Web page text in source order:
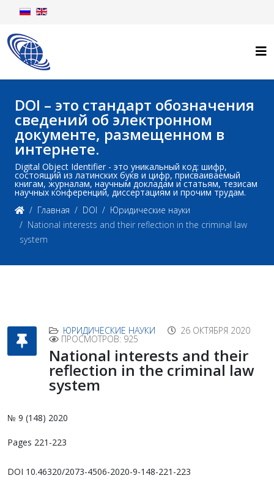
DOI – это стандарт обозначения
сведений об электронном
документе, размещенном в
интернете.
Digital Object Identifier - это уникальный код: шифр,
состоящий из латинских букв и цифр, присваиваемый
книгам, журналам, научным докладам и статьям, тезисам
научных конференций, диссертациям и прочим трудам.
Главная
DOI
Юридические науки
National interests and their reflection in the criminal law
system
ЮРИДИЧЕСКИЕ НАУКИ 26 ОКТЯБРЯ 2020
ПРОСМОТРОВ: 925
National interests and their
reflection in the criminal law
system
№ 9 (148) 2020
Pages 221-223
DOI 10.46320/2073-4506-2020-9-148-221-223